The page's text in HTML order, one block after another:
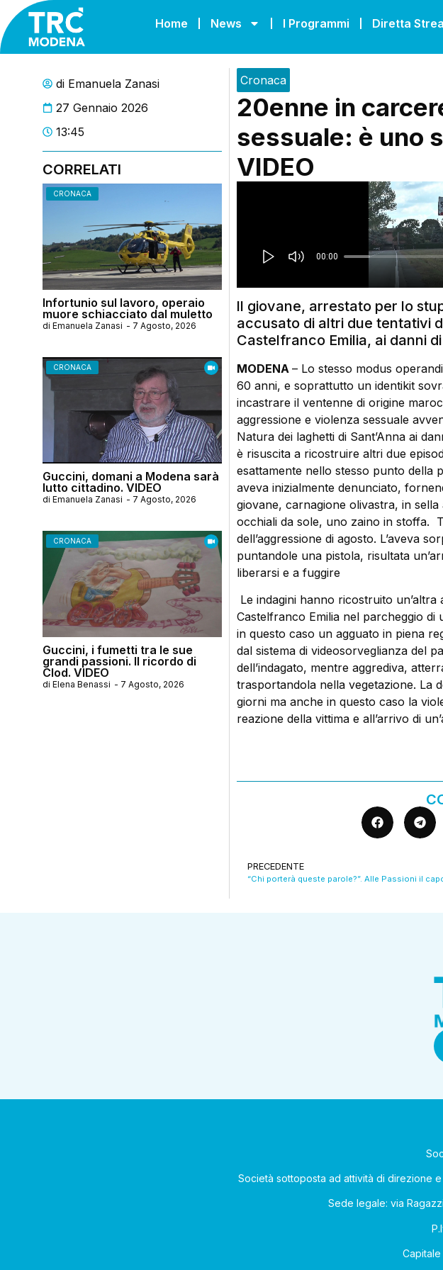
Home News I Programmi Diretta
di Emanuela Zanasi
27 Gennaio 2026
13:45
CORRELATI
CRONACA
Infortunio sul lavoro, operaio
muore schiacciato dal muletto
di Emanuela Zanasi - 7 Agosto, 2026
CRONACA
Guccini, domani a Modena sarà
lutto cittadino. VIDEO
di Emanuela Zanasi - 7 Agosto, 2026
CRONACA
Guccini, i fumetti tra le sue
grandi passioni. Il ricordo di
Clod. VIDEO
di Elena Benassi - 7 Agosto, 2026
Cronaca
20enne in
sessuale: è uno
VIDEO
ll giovane, arrestato per lo
accusato di altri due tentativi
Castelfranco Emilia, ai danni
MODENA – Lo stesso modus
60 anni, e soprattutto un identikit
incastrare il ventenne di origine
aggressione e violenza sessuale
Natura dei laghetti di Sant’Anna ai
è risuscita a ricostruire altri due
esattamente nello stesso punto della
aveva inizialmente denunciato,
giovane, carnagione olivastra, in
occhiali da sole, uno zaino in stoffa.
dell’aggressione di agosto. L’aveva
puntandole una pistola, risultata
liberarsi e a fuggire
Le indagini hanno ricostruito
Castelfranco Emilia nel parcheggio
in questo caso un agguato in piena
dal sistema di videosorveglianza del
dell’indagato, mentre aggrediva,
trasportandola nella vegetazione. La
giorni ma anche in questo caso la
reazione della vittima e all’arrivo di
PRECEDENTE
Società sottoposta ad attività di direzione
Sede legale: via Ragazzi